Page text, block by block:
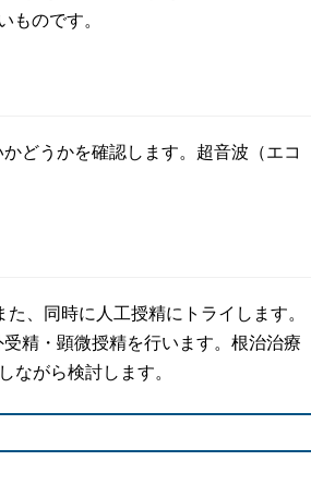
ものです。
どうかを確認します。超音波（エコ
、同時に人工授精にトライします。
精・顕微授精を行います。根治治療
ながら検討します。